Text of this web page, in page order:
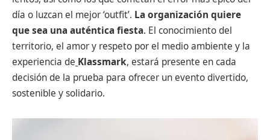
día o luzcan el mejor ‘outfit’. La organización quiere
que sea una auténtica fiesta. El conocimiento del
territorio, el amor y respeto por el medio ambiente y la
experiencia de Klassmark, estará presente en cada
decisión de la prueba para ofrecer un evento divertido,
sostenible y solidario.